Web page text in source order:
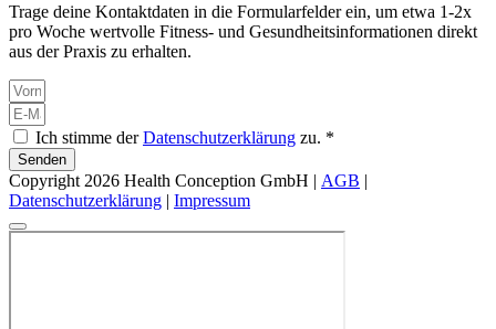
Trage deine Kontaktdaten in die Formularfelder ein, um etwa 1-2x
pro Woche wertvolle Fitness- und Gesundheitsinformationen direkt
aus der Praxis zu erhalten.
Ich stimme derDatenschutzerklärung zu. *
Senden
Copyright 2026 Health Conception GmbH | AGB |
Datenschutzerklärung | Impressum